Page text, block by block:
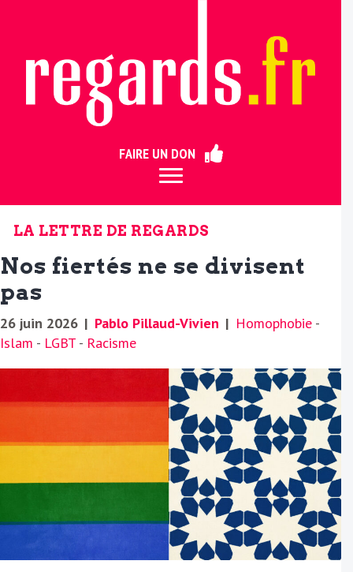
FAIRE UN DON
LA LETTRE DE REGARDS
Nos fiertés ne se divisent
pas
26 juin 2026 | Pablo Pillaud-Vivien | Homophobie -
Islam - LGBT - Racisme